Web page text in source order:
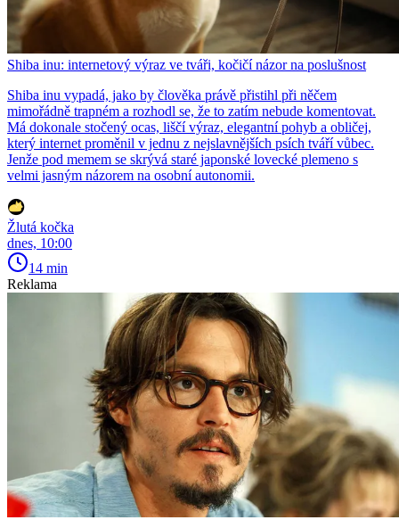
Shiba inu: internetový výraz ve tváři, kočičí názor na poslušnost
Shiba inu vypadá, jako by člověka právě přistihl při něčem
mimořádně trapném a rozhodl se, že to zatím nebude komentovat.
Má dokonale stočený ocas, liščí výraz, elegantní pohyb a obličej,
který internet proměnil v jednu z nejslavnějších psích tváří vůbec.
Jenže pod memem se skrývá staré japonské lovecké plemeno s
velmi jasným názorem na osobní autonomii.
Žlutá kočka
dnes, 10:00
14 min
Reklama